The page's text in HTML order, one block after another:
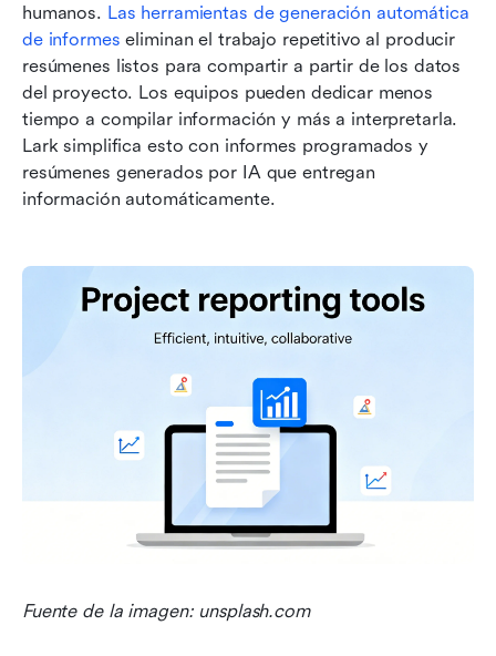
humanos. Las herramientas de generación automática
de informes eliminan el trabajo repetitivo al producir
resúmenes listos para compartir a partir de los datos
del proyecto. Los equipos pueden dedicar menos
tiempo a compilar información y más a interpretarla.
Lark simplifica esto con informes programados y
resúmenes generados por IA que entregan
información automáticamente.
Fuente de la imagen: unsplash.com